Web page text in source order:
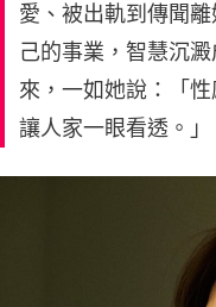
愛、被出軌到傳聞
己的事業，智慧沉
來，一如她說：「
讓人家一眼看透。」